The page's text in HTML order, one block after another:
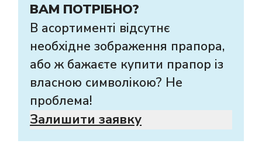
ВАМ ПОТРІБНО?
В асортименті відсутнє
необхідне зображення прапора,
або ж бажаєте купити прапор із
власною символікою? Не
проблема!
Залишити заявку